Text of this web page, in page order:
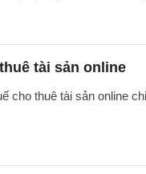
tài sản online
cho thuê tài sản online